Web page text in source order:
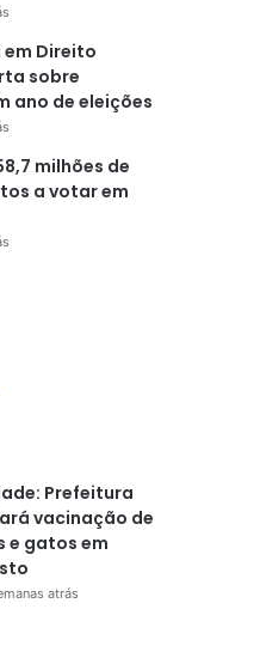
Direito
sobre
ano de eleições
milhões de
a votar em
Prefeitura
vacinação de
e gatos em
atrás